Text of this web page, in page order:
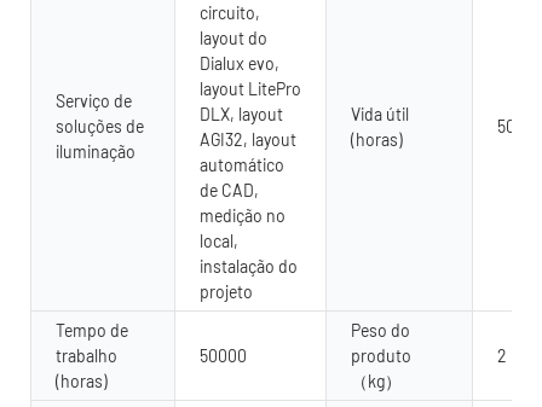
Serviço de
soluções de
iluminação
circuito,
layout do
Dialux evo,
layout LitePro
DLX, layout
AGI32, layout
automático
de CAD,
medição no
local,
instalação do
projeto
Vida útil
(horas)
Tempo de
trabalho
(horas)
50000
Peso do
produto
（kg）
2